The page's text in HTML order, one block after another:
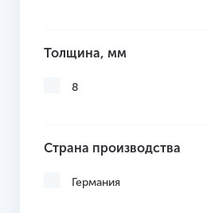
Толщина, мм
8
Страна производства
Германия